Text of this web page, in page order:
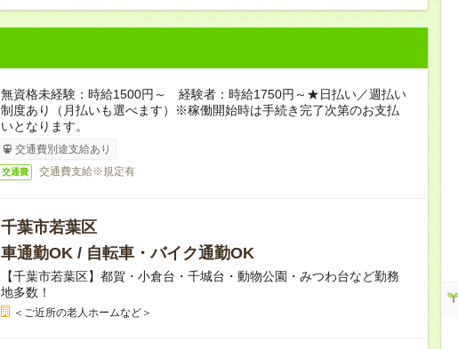
無資格未経験：時給1500円～ 経験者：時給1750円～★日払い／週払い
制度あり（月払いも選べます）※稼働開始時は手続き完了次第のお支払
いとなります。
交通費別途支給あり
交通費 交通費支給※規定有
千葉市若葉区
車通勤OK / 自転車・バイク通勤OK
【千葉市若葉区】都賀・小倉台・千城台・動物公園・みつわ台など勤務
地多数！
＜ご近所の老人ホームなど＞